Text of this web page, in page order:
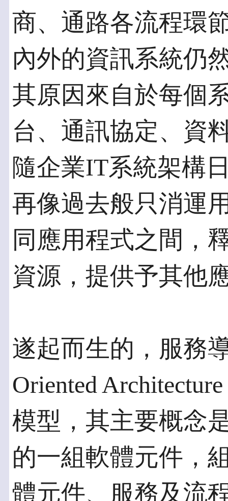
商、通路各流程環
內外的資訊系統仍
其原因來自於每個
台、通訊協定、資
隨企業IT系統架構
再像過去般只消運
同應用程式之間，
資源，提供予其他
遂起而生的，服務
Oriented
模型，其主要概念
的一組軟體元件，
體元件、服務及流